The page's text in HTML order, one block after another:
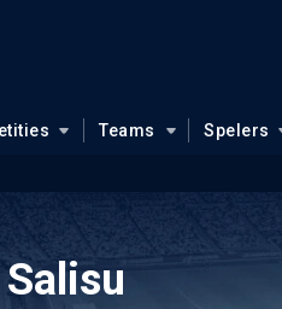
Teams Spelers